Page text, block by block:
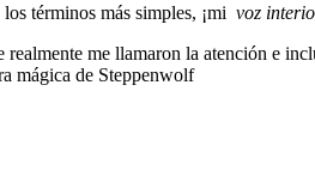
términos más simples, ¡mi voz
me llamaron la atención e
mágica de Steppenwolf